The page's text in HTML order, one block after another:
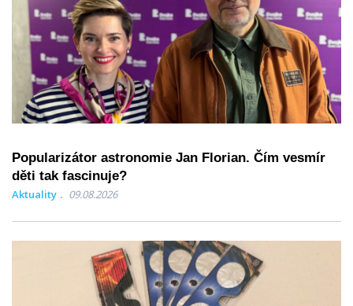
Popularizátor astronomie Jan Florian. Čím vesmír
děti tak fascinuje?
Aktuality 09.08.2026